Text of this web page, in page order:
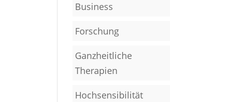
Business
Forschung
Ganzheitliche
Therapien
Hochsensibilität